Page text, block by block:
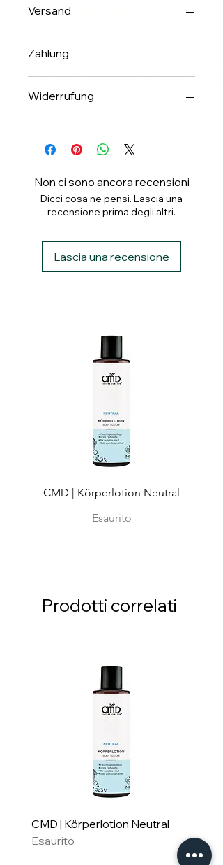
Versand
Zahlung
✅Banküberweisung
Widerrufung
Non ci sono ancora recensioni
Dicci cosa ne pensi. Lascia una
recensione prima degli altri.
Lascia una recensione
CMD | Körperlotion Neutral
Esaurito
Prodotti correlati
CMD | Körperlotion Neutral
Esaurito
CMD
Neutral